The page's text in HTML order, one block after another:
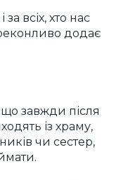
всіх, хто нас
додає
завжди після
із храму,
чи сестер,